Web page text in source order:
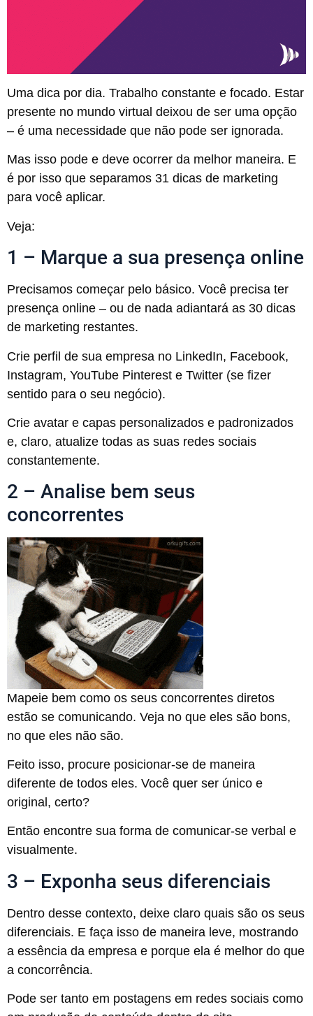
Uma dica por dia. Trabalho constante e focado. Estar
presente no mundo virtual deixou de ser uma opção
– é uma necessidade que não pode ser ignorada.
Mas isso pode e deve ocorrer da melhor maneira. E
é por isso que separamos 31 dicas de marketing
para você aplicar.
Veja:
1 – Marque a sua presença online
Precisamos começar pelo básico. Você precisa ter
presença online – ou de nada adiantará as 30 dicas
de marketing restantes.
Crie perfil de sua empresa no LinkedIn, Facebook,
Instagram, YouTube Pinterest e Twitter (se fizer
sentido para o seu negócio).
Crie avatar e capas personalizados e padronizados
e, claro, atualize todas as suas redes sociais
constantemente.
2 – Analise bem seus
concorrentes
Mapeie bem como os seus concorrentes diretos
estão se comunicando. Veja no que eles são bons,
no que eles não são.
Feito isso, procure posicionar-se de maneira
diferente de todos eles. Você quer ser único e
original, certo?
Então encontre sua forma de comunicar-se verbal e
visualmente.
3 – Exponha seus diferenciais
Dentro desse contexto, deixe claro quais são os seus
diferenciais. E faça isso de maneira leve, mostrando
a essência da empresa e porque ela é melhor do que
a concorrência.
Pode ser tanto em postagens em redes sociais como